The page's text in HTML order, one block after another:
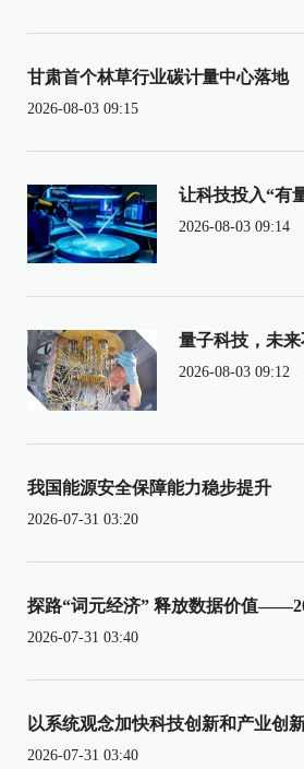
甘肃首个林草行业碳计量中心落地
2026-08-03 09:15
让科技投入“有
2026-08-03 09:14
量子科技，未
2026-08-03 09:12
我国能源安全保障能力稳步提升
2026-07-31 03:20
探路“词元经济” 释放数据价值
2026-07-31 03:40
以系统观念加快科技创新和产业创
2026-07-31 03:40